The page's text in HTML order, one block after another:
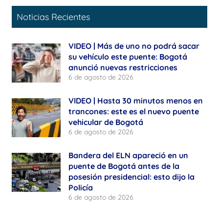
Noticias Recientes
VIDEO | Más de uno no podrá sacar
su vehículo este puente: Bogotá
anunció nuevas restricciones
6 de agosto de 2026
VIDEO | Hasta 30 minutos menos en
trancones: este es el nuevo puente
vehicular de Bogotá
6 de agosto de 2026
Bandera del ELN apareció en un
puente de Bogotá antes de la
posesión presidencial: esto dijo la
Policía
6 de agosto de 2026